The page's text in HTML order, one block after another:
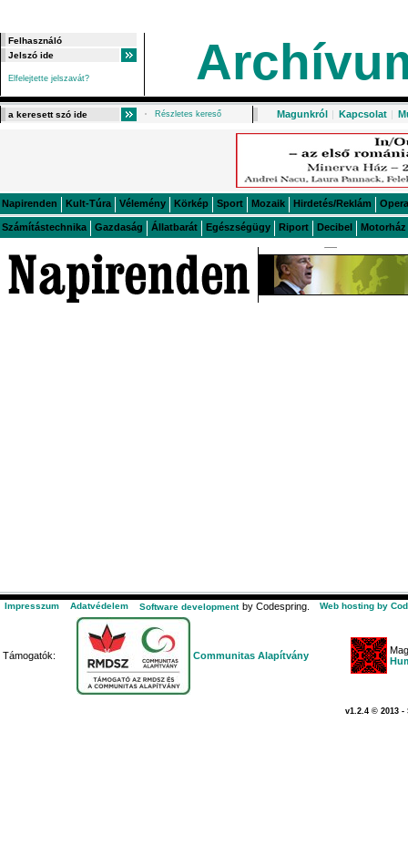
Elfelejtette jelszavát?
Részletes kereső Magunkról | Kapcsolat |
Napirenden Kult-Túra Vélemény Körkép Sport Mozaik Hirdetés/Reklám Opera
Számítástechnika Gazdaság Állatbarát Egészségügy Riport Decibel Motorház
Impresszum Adatvédelem Software development by Codespring. Web hosting by
Támogatók: Communitas Alapítvány
v1.2.4 © 2013